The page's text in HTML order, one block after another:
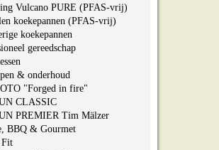
Vulcano PURE (PFAS-vrij)
koekepannen (PFAS-vrij)
koekepannen
gereedschap
& onderhoud
"Forged in fire"
CLASSIC
PREMIER Tim Mälzer
BBQ & Gourmet
Fit